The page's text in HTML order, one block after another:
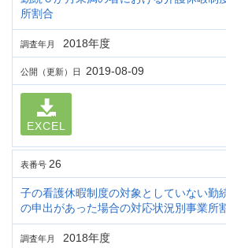
所割合
調査年月 2018年度
公開（更新）日 2019-08-09
EXCEL
表番号 26
子の看護休暇制度の対象としていない勤
の申出があった場合の対応状況別事業所
調査年月 2018年度